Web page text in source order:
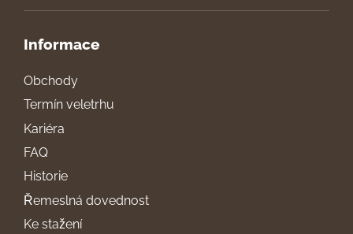
Informace
Obchody
Termín veletrhu
Kariéra
FAQ
Historie
Řemeslná dovednost
Ke stažení